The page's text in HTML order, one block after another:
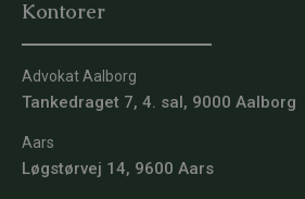
Kontorer
Advokat Aalborg
Tankedraget 7, 4. sal, 9000 Aalborg
Aars
Løgstørvej 14, 9600 Aars